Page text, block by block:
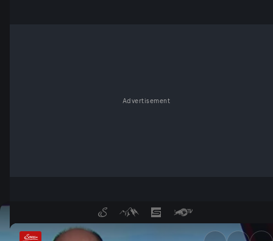
Advertisement
10.02. - Der satirische